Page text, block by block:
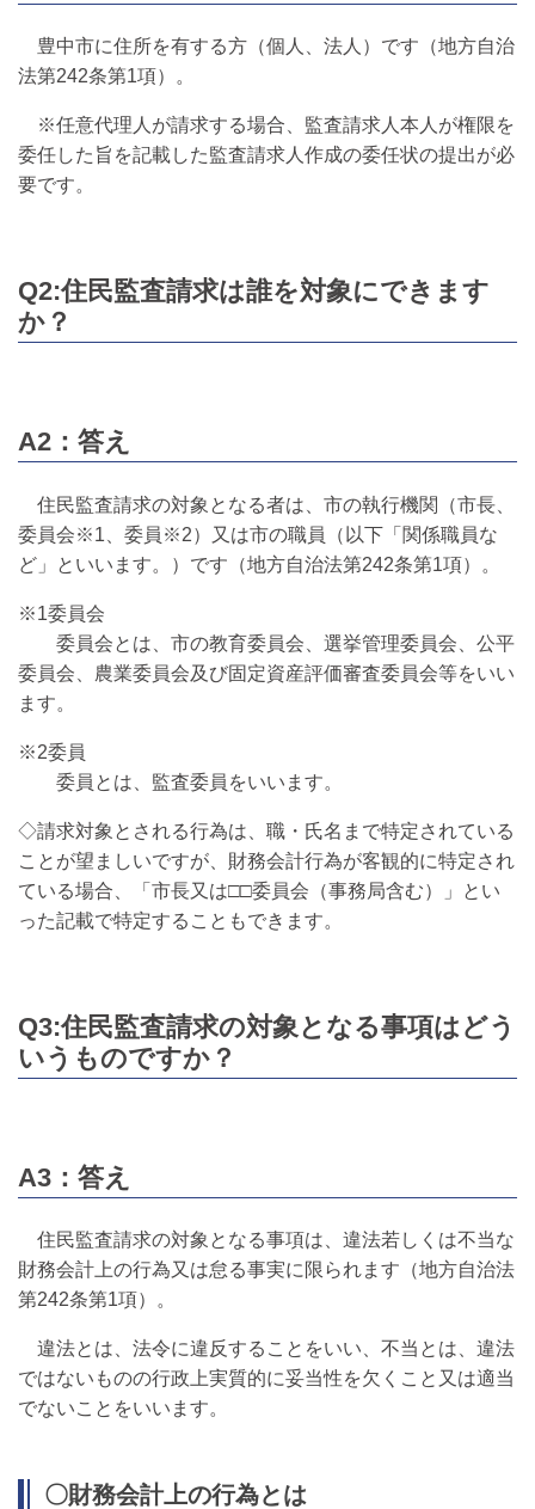
豊中市に住所を有する方（個人、法人）です（地方自治
法第242条第1項）。
※任意代理人が請求する場合、監査請求人本人が権限を
委任した旨を記載した監査請求人作成の委任状の提出が必
要です。
Q2:住民監査請求は誰を対象にできます
か？
A2：答え
住民監査請求の対象となる者は、市の執行機関（市長、
委員会※1、委員※2）又は市の職員（以下「関係職員な
ど」といいます。）です（地方自治法第242条第1項）。
※1委員会
委員会とは、市の教育委員会、選挙管理委員会、公平
委員会、農業委員会及び固定資産評価審査委員会等をいい
ます。
※2委員
委員とは、監査委員をいいます。
◇請求対象とされる行為は、職・氏名まで特定されている
ことが望ましいですが、財務会計行為が客観的に特定され
ている場合、「市長又は□□委員会（事務局含む）」とい
った記載で特定することもできます。
Q3:住民監査請求の対象となる事項はどう
いうものですか？
A3：答え
住民監査請求の対象となる事項は、違法若しくは不当な
財務会計上の行為又は怠る事実に限られます（地方自治法
第242条第1項）。
違法とは、法令に違反することをいい、不当とは、違法
ではないものの行政上実質的に妥当性を欠くこと又は適当
でないことをいいます。
〇財務会計上の行為とは